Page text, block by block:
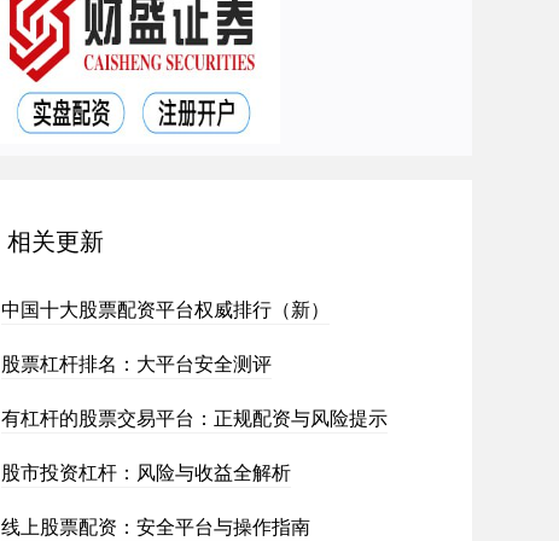
相关更新
中国十大股票配资平台权威排行（新）
股票杠杆排名：大平台安全测评
有杠杆的股票交易平台：正规配资与风险提示
股市投资杠杆：风险与收益全解析
线上股票配资：安全平台与操作指南